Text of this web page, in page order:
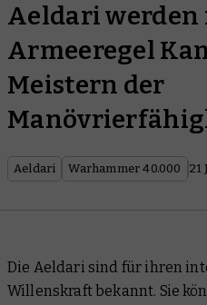
Aeldari werden
Armeeregel
Meistern der
Aeldari Warhammer 40.000 21
Die Aeldari sind für ihren
Willenskraft bekannt. Sie